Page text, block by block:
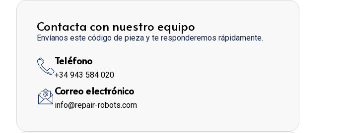
Contacta con nuestro equipo
Envíanos este código de pieza y te responderemos rápidamente.
Teléfono
+34 943 584 020
Correo electrónico
info@repair-robots.com